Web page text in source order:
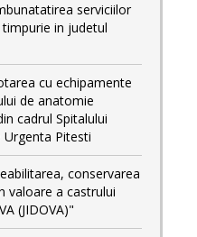
serviciilor
in judetul
cu echipamente
de anatomie
cadrul Spitalului
Urgenta Pitesti
conservarea
valoare a castrului
(JIDOVA)"